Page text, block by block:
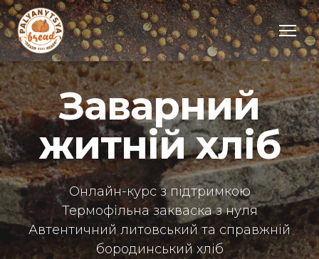
Заварний
житній хліб
Онлайн-курс з підтримкою
Термофільна закваска з нуля
Автентичний литовський та справжній
бородинський хліб